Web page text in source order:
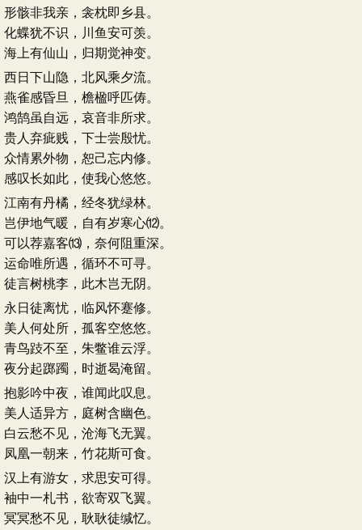
形骸非我亲，衾枕即乡县。
化蝶犹不识，川鱼安可羡。
海上有仙山，归期觉神变。
西日下山隐，北风乘夕流。
燕雀感昏旦，檐楹呼匹俦。
鸿鹄虽自远，哀音非所求。
贵人弃疵贱，下士尝殷忧。
众情累外物，恕己忘内修。
感叹长如此，使我心悠悠。
江南有丹橘，经冬犹绿林。
岂伊地气暖，自有岁寒心⑿。
可以荐嘉客⒀，奈何阻重深。
运命唯所遇，循环不可寻。
徒言树桃李，此木岂无阴。
永日徒离忧，临风怀蹇修。
美人何处所，孤客空悠悠。
青鸟跂不至，朱鳖谁云浮。
夜分起踯躅，时逝曷淹留。
抱影吟中夜，谁闻此叹息。
美人适异方，庭树含幽色。
白云愁不见，沧海飞无翼。
凤凰一朝来，竹花斯可食。
汉上有游女，求思安可得。
袖中一札书，欲寄双飞翼。
冥冥愁不见，耿耿徒缄忆。